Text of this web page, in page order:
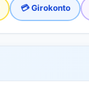
💳 Girokonto